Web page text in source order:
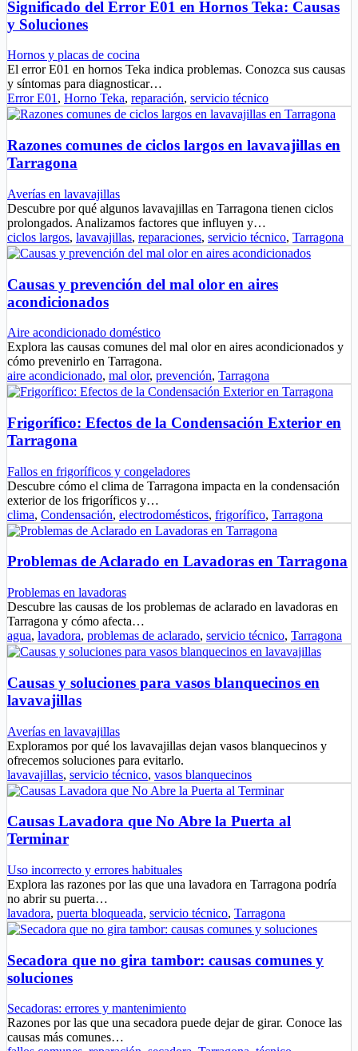
Significado del Error E01 en Hornos Teka: Causas
y Soluciones
Hornos y placas de cocina
El error E01 en hornos Teka indica problemas. Conozca sus causas
y síntomas para diagnosticar…
Error E01 , Horno Teka, reparación, servicio técnico
Razones comunes de ciclos largos en lavavajillas en
Tarragona
Averías en lavavajillas
Descubre por qué algunos lavavajillas en Tarragona tienen ciclos
prolongados. Analizamos factores que influyen y…
ciclos largos, lavavajillas, reparaciones, servicio técnico, Tarragona
Causas y prevención del mal olor en aires
acondicionados
Aire acondicionado doméstico
Explora las causas comunes del mal olor en aires acondicionados y
cómo prevenirlo en Tarragona.
aire acondicionado, mal olor, prevención, Tarragona
Frigorífico: Efectos de la Condensación Exterior en
Tarragona
Fallos en frigoríficos y congeladores
Descubre cómo el clima de Tarragona impacta en la condensación
exterior de los frigoríficos y…
clima, Condensación, electrodomésticos, frigorífico, Tarragona
Problemas de Aclarado en Lavadoras en Tarragona
Problemas en lavadoras
Descubre las causas de los problemas de aclarado en lavadoras en
Tarragona y cómo afecta…
agua, lavadora, problemas de aclarado, servicio técnico, Tarragona
Causas y soluciones para vasos blanquecinos en
lavavajillas
Averías en lavavajillas
Exploramos por qué los lavavajillas dejan vasos blanquecinos y
ofrecemos soluciones para evitarlo.
lavavajillas, servicio técnico, vasos blanquecinos
Causas Lavadora que No Abre la Puerta al
Terminar
Uso incorrecto y errores habituales
Explora las razones por las que una lavadora en Tarragona podría
no abrir su puerta…
lavadora, puerta bloqueada, servicio técnico, Tarragona
Secadora que no gira tambor: causas comunes y
soluciones
Secadoras: errores y mantenimiento
Razones por las que una secadora puede dejar de girar. Conoce las
causas más comunes…